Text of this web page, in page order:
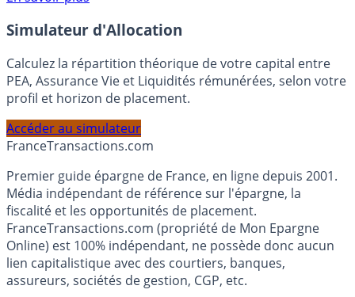
En savoir plus
Simulateur d'Allocation
Calculez la répartition théorique de votre capital entre
PEA, Assurance Vie et Liquidités rémunérées, selon votre
profil et horizon de placement.
Accéder au simulateur
FranceTransactions.com
Premier guide épargne de France, en ligne depuis 2001.
Média indépendant de référence sur l'épargne, la
fiscalité et les opportunités de placement.
FranceTransactions.com (propriété de Mon Epargne
Online) est 100% indépendant, ne possède donc aucun
lien capitalistique avec des courtiers, banques,